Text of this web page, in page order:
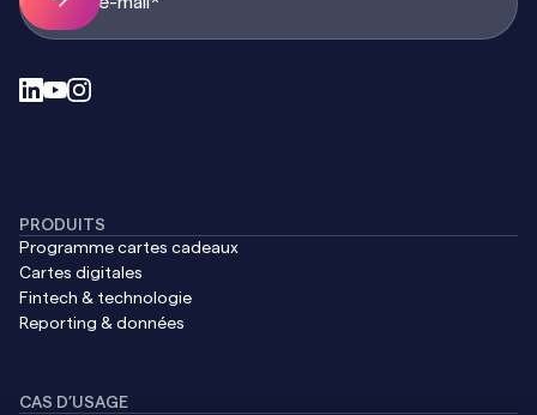
PRODUITS
Programme cartes cadeaux
Cartes digitales
Fintech & technologie
Reporting & données
CAS D’USAGE